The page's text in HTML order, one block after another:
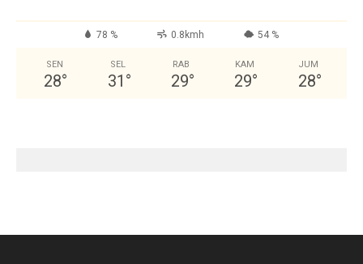
78 % 0.8kmh 54 %
SEN
28°
SEL
31 °
RAB
29°
KAM
29°
JUM
28°